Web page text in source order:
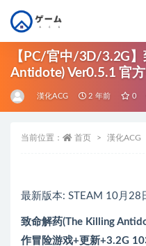
【PC/官中/3D/3.2G
Antidote) Ver0.5.1 官
+更新+3.2G
漢化ACG 2 年前 0
当前位置： 首页 漢化ACG
最新版本: STEAM 10月28
致命解药(The Killing
作冒险游戏+更新+3.2G